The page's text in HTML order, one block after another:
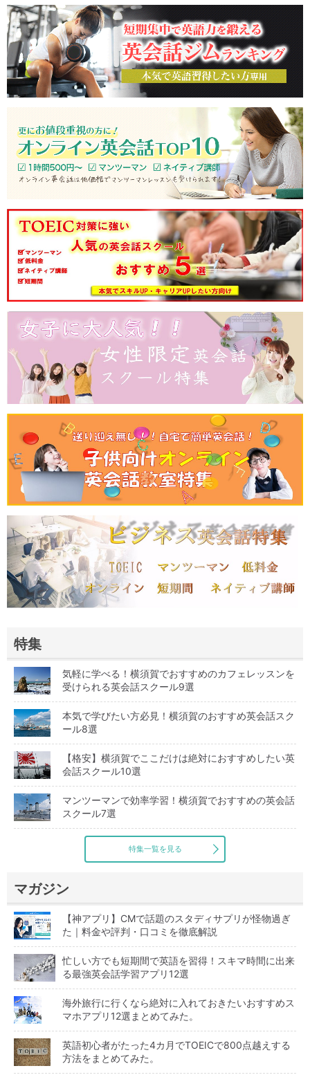
特集
気軽に学べる！横須賀でおすすめのカフェレッスンを
受けられる英会話スクール9選
本気で学びたい方必見！横須賀のおすすめ英会話スク
ール8選
【格安】横須賀でここだけは絶対におすすめしたい英
会話スクール10選
マンツーマンで効率学習！横須賀でおすすめの英会話
スクール7選
特集一覧を見る
マガジン
【神アプリ】CMで話題のスタディサプリが怪物過ぎ
た｜料金や評判・口コミを徹底解説
忙しい方でも短期間で英語を習得！スキマ時間に出来
る最強英会話学習アプリ12選
海外旅行に行くなら絶対に入れておきたいおすすめス
マホアプリ12選まとめてみた。
英語初心者がたった4カ月でTOEICで800点越えする
方法をまとめてみた。